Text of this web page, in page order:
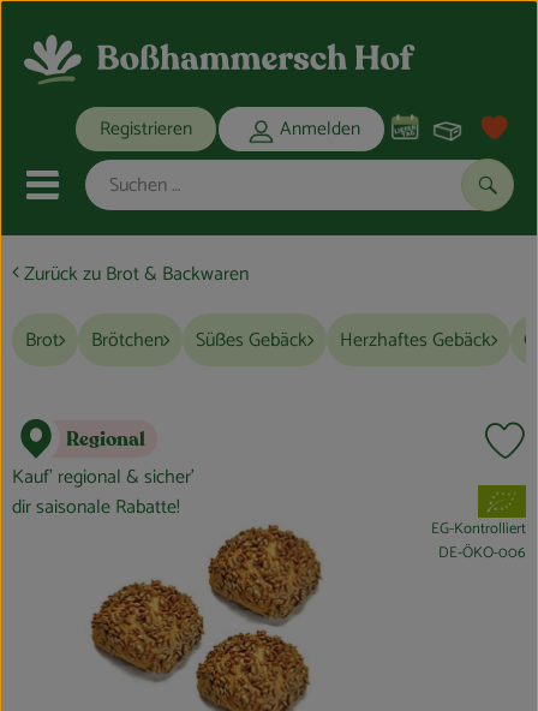
Registrieren Anmelden
Mobiles Menu öffnen oder
Bio-Kochkisten
THEMENWELTEN
ANGEBOTE
REGIONALES
Kühltheke
Zurück zu Brot & Backwaren
Brot Brötchen Süßes Gebäck Herzhaftes Gebäck
Regional
Kauf’ regional & sicher’
dir saisonale Rabatte!
, Verband:
EG-Kontrolliert
, Kontrollstelle:
DE-ÖKO-006